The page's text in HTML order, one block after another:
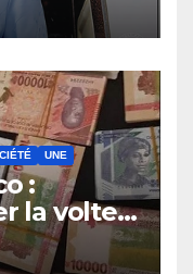
UNE
:
la volte-